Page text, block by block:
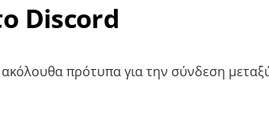
Discord
πρότυπα για την σύνδεση